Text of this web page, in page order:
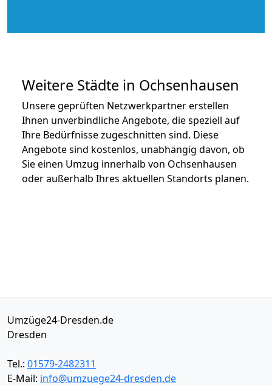
Weitere Städte in Ochsenhausen
Unsere geprüften Netzwerkpartner erstellen
Ihnen unverbindliche Angebote, die speziell auf
Ihre Bedürfnisse zugeschnitten sind. Diese
Angebote sind kostenlos, unabhängig davon, ob
Sie einen Umzug innerhalb von Ochsenhausen
oder außerhalb Ihres aktuellen Standorts planen.
Umzüge24-Dresden.de
Dresden
Tel.: 01579-2482311
E-Mail: info@umzuege24-dresden.de